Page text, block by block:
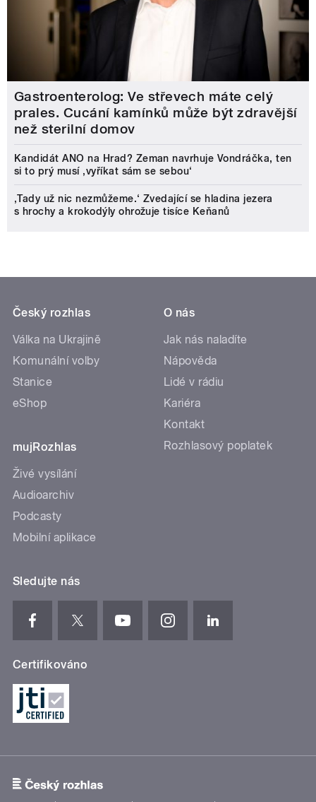
Gastroenterolog: Ve střevech máte celý
prales. Cucání kamínků může být zdravější
než sterilní domov
Kandidát ANO na Hrad? Zeman navrhuje Vondráčka, ten
si to prý musí ‚vyříkat sám se sebou‘
‚Tady už nic nezmůžeme.‘ Zvedající se hladina jezera
s hrochy a krokodýly ohrožuje tisíce Keňanů
Český rozhlas
Válka na Ukrajině
Komunální volby
Stanice
eShop
mujRozhlas
Živé vysílání
Audioarchiv
Podcasty
Mobilní aplikace
O nás
Jak nás naladíte
Nápověda
Lidé v rádiu
Kariéra
Kontakt
Rozhlasový poplatek
Sledujte nás
Certifikováno